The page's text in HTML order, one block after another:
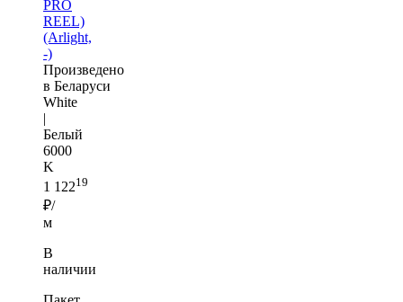
PRO
REEL)
(Arlight,
-)
Произведено
в Беларуси
White
|
Белый
6000
K
1 12219
₽/
м
В
наличии